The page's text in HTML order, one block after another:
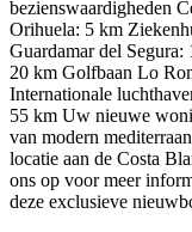
bezienswaardigheden
Orihuela: 5 km
Guardamar del
20 km Golfbaan Lo
Internationale
55 km Uw nieuwe
van modern
locatie aan de Costa
ons op voor meer
deze exclusieve